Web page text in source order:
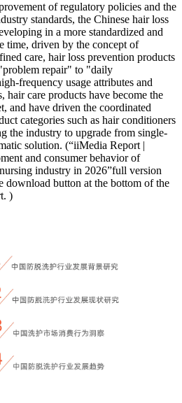
of regulatory policies and the
standards, the Chinese hair loss
in a more standardized and
time, driven by the concept of
care, hair loss prevention products
repair" to "daily
frequency usage attributes and
hair care products have become the
and have driven the coordinated
categories such as hair conditioners
the industry to upgrade from single-
solution. (“iiMedia Report |
and consumer behavior of
industry in 2026”full version
download button at the bottom of the
)